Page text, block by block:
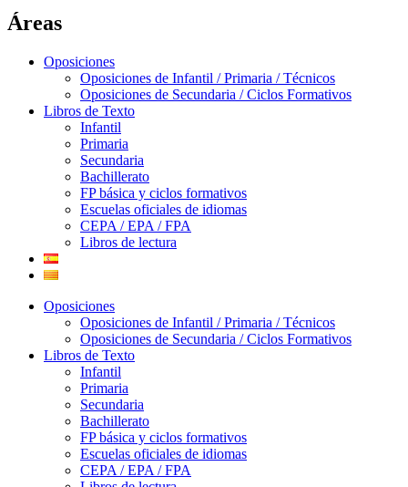
Áreas
Oposiciones
Oposiciones de Infantil / Primaria / Técnicos
Oposiciones de Secundaria / Ciclos Formativos
Libros de Texto
Infantil
Primaria
Secundaria
Bachillerato
FP básica y ciclos formativos
Escuelas oficiales de idiomas
CEPA / EPA / FPA
Libros de lectura
Oposiciones
Oposiciones de Infantil / Primaria / Técnicos
Oposiciones de Secundaria / Ciclos Formativos
Libros de Texto
Infantil
Primaria
Secundaria
Bachillerato
FP básica y ciclos formativos
Escuelas oficiales de idiomas
CEPA / EPA / FPA